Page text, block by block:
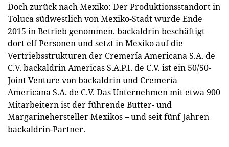
Doch zurück nach Mexiko: Der Produktionsstandort in
Toluca südwestlich von Mexiko-Stadt wurde Ende
2015 in Betrieb genommen. backaldrin beschäftigt
dort elf Personen und setzt in Mexiko auf die
Vertriebsstrukturen der Cremería Americana S.A. de
C.V. backaldrin Americas S.A.P.I. de C.V. ist ein 50/50-
Joint Venture von backaldrin und Cremería
Americana S.A. de C.V. Das Unternehmen mit etwa 900
Mitarbeitern ist der führende Butter- und
Margarinehersteller Mexikos – und seit fünf Jahren
backaldrin-Partner.